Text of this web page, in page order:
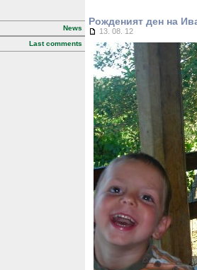
News
Last comments
Рожденият ден на
13. 08. 12